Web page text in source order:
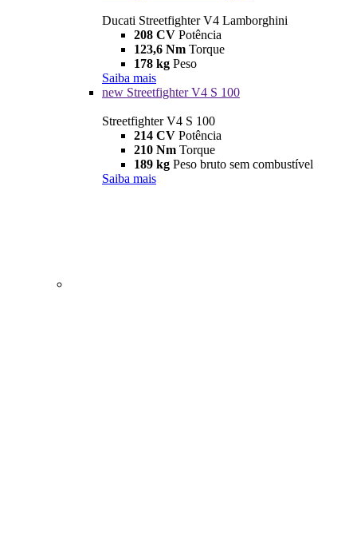
Ducati Streetfighter V4 Lamborghini
208 CV Potência
123,6 Nm Torque
178 kg Peso
Saiba mais
new Streetfighter V4 S 100
Streetfighter V4 S 100
214 CV Potência
210 Nm Torque
189 kg Peso bruto sem combustível
Saiba mais